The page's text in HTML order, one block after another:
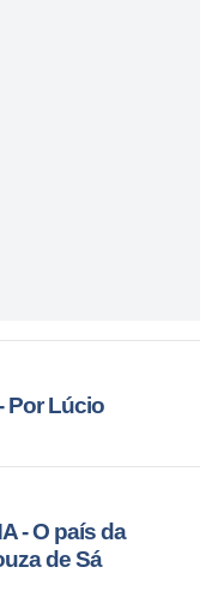
Por Lúcio
- O país da
de Sá